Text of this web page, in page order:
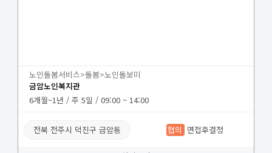
노인돌봄서비스>돌봄>노인돌보미
금암노인복지관
6개월~1년 / 주 5일 / 09:00 ~ 14:00
전북 전주시 덕진구 금암동 협의 면접후결정